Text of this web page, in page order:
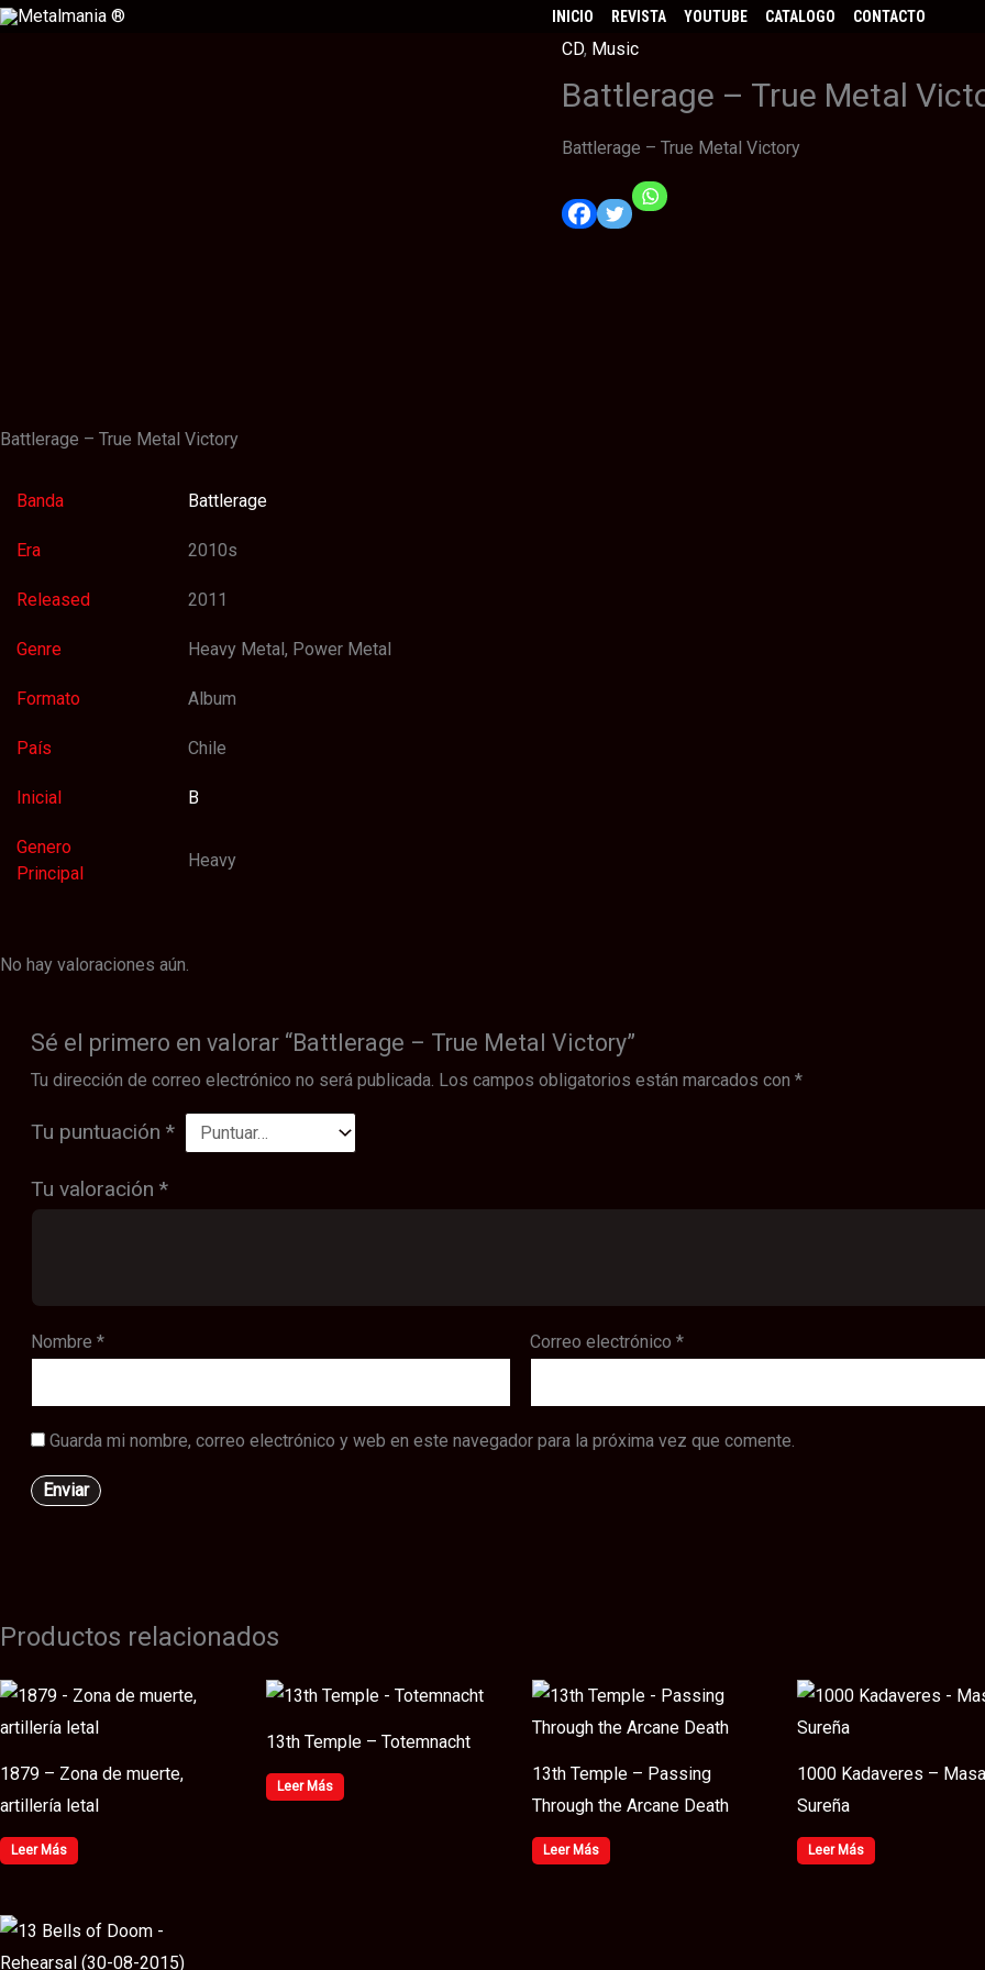
Ir
INICIO REVISTA YOUTUBE CATALOGO CONTACTO
CD, Music
Battlerage – True Metal
Battlerage – True Metal Victory
Battlerage – True Metal Victory
Banda Battlerage
Era 2010s
Released 2011
Genre Heavy Metal, Power Metal
Formato Album
País Chile
Inicial B
Genero
Principal
Heavy
No hay valoraciones aún.
Sé el primero en valorar “Battlerage – True Metal Victory”
Tu dirección de correo electrónico no será publicada. Los campos obligatorios están marcados con *
Tu puntuación *
Tu valoración *
Nombre * Correo electrónico*
Guarda mi nombre, correo electrónico y web en este navegador para la próxima vez que comente.
Productos relacionados
1879 – Zona de muerte,
artillería letal
Leer Más
13th Temple – Totemnacht
Leer Más
13th Temple – Passing
Through the Arcane Death
Leer Más
1000 Kadaveres –
Sureña
Leer Más